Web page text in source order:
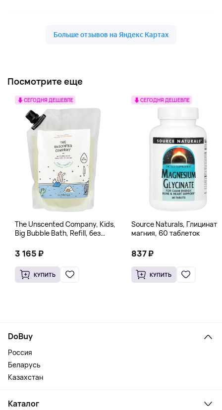
Посмотрите еще
СЕГОДНЯ ДЕШЕВЛЕ
The Unscented Company, Kids,
Big Bubble Bath, Refill, без
Унции)
3 165 ₽
КУПИТЬ
СЕГОДНЯ ДЕШЕВЛЕ
Source Naturals, Глицинат
магния, 60 таблеток
837 ₽
КУПИТЬ
DoBuy
Россия
Беларусь
Казахстан
Каталог